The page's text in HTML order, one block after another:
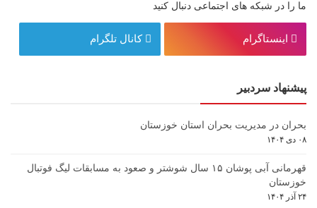
ما را در شبکه های اجتماعی دنبال کنید
اینستاگرام کانال تلگرام
پیشنهاد سردبیر
بحران در مدیریت بحران استان خوزستان
۰۸ دی ۱۴۰۴
قهرمانی آبی پوشان ۱۵ سال شوشتر و صعود به مسابقات لیگ فوتبال
خوزستان
۲۴ آذر ۱۴۰۴